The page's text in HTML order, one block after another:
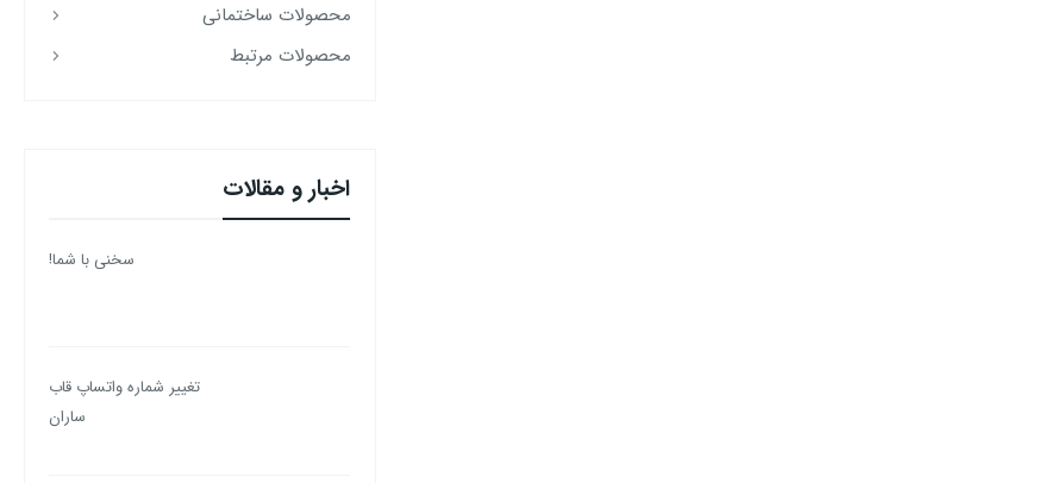
محصولات ساختمانی
محصولات مرتبط
اخبار و مقالات
سخنی با شما!
تغییر شماره واتساپ قاب
ساران